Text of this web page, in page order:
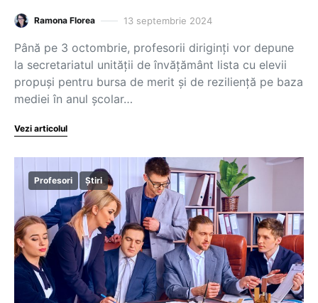
Ramona Florea 13 septembrie 2024
Până pe 3 octombrie, profesorii diriginți vor depune
la secretariatul unității de învățământ lista cu elevii
propuși pentru bursa de merit și de reziliență pe baza
mediei în anul școlar…
Vezi articolul
Profesori Știri